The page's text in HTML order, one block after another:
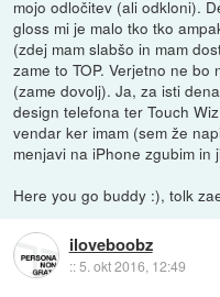
mojo odločitev (ali odkloni).
gloss mi je malo tko tko
(zdej mam slabšo in mam
zame to TOP. Verjetno ne
(zame dovolj). Ja, za isti
design telefona ter Touch
vendar ker imam (sem že
menjavi na iPhone zgubim
Here you go buddy :), tolk
iloveboobz
::5. okt 2016, 12:49